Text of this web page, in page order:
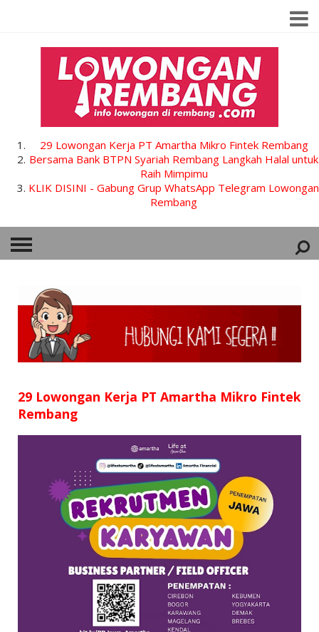
29 Lowongan Kerja PT Amartha Mikro Fintek Rembang
Bersama Bank BTPN Syariah Rembang Langkah Halal untuk
Raih Mimpimu
KLIK DISINI - Gabung Grup WhatsApp Telegram Lowongan
Rembang
HOME
SMP
D3
SURAT LAMARAN
RIWAYAT HIDUP
29 Lowongan Kerja PT Amartha Mikro Fintek
Rembang